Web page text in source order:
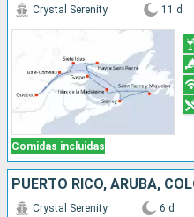
Comidas incluidas
Crystal Serenity 11 d
PUERTO RICO, ARUBA,
Crystal Serenity 6 d